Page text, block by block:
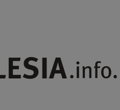
korzystanie z
internetowej, takich jak
zarządzanie kontem. Bez
nie można prawidłowo korzystać